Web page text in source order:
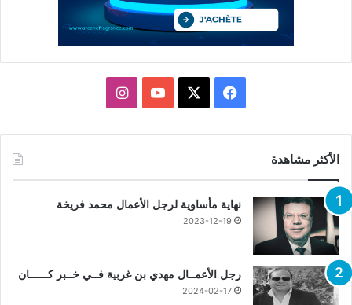
فيسبوك يوتيوبانستقرام
الأكثر مشاهدة
نهاية مأساوية لرجل الأعمال محمد فريخة
2023-12-19
رجل الأعمــال مهدي بن غربية فــي خــبر كــــــان
2024-02-17